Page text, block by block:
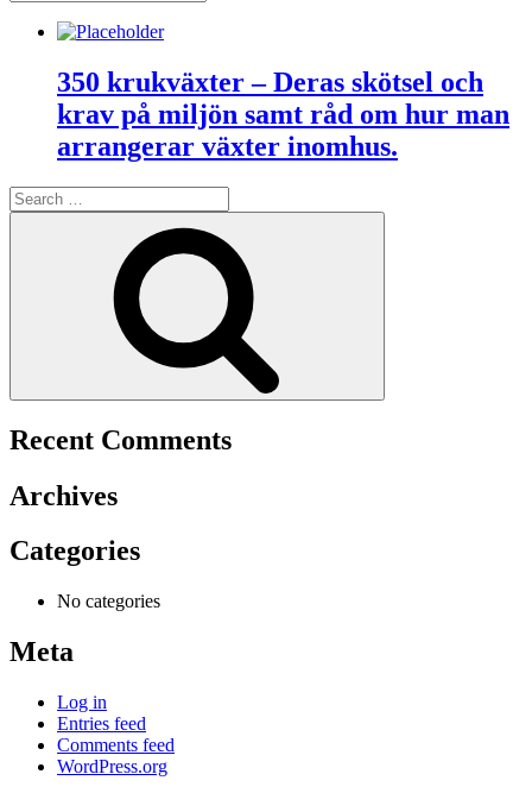
350 krukväxter – Deras skötsel och
krav på miljön samt råd om hur man
arrangerar växter inomhus.
Search
for:
Recent Comments
Archives
Categories
No categories
Meta
Log in
Entries feed
Comments feed
WordPress.org